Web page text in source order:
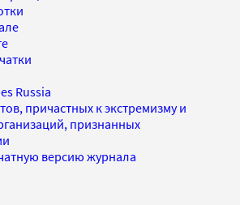
Russia
причастных к экстремизму и
признанных
версию журнала